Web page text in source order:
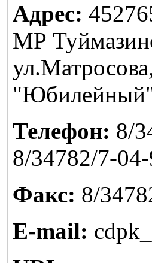
Адрес:
МР
Телефон: 8/
8/34782/7-
Факс: 8/
E-mail: